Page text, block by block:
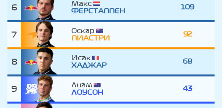
6
Макс
ФЕРСТАППЕН
109
7
Оскар
ПИАСТРИ
92
8
Исак
ХАДЖАР
68
9
Лиам
ЛОУСОН
43